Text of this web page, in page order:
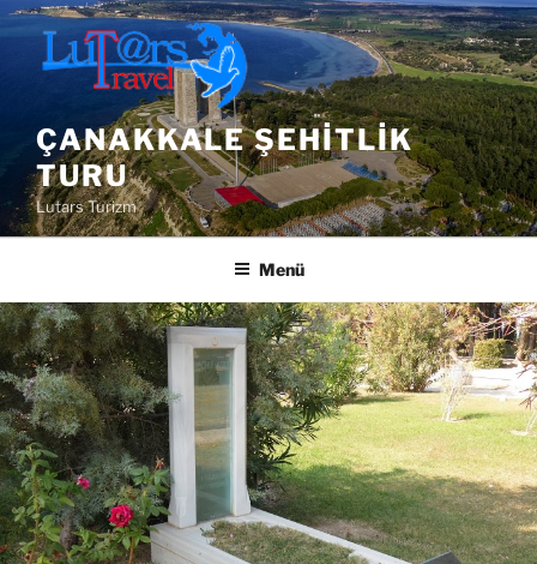
İçeriğe
geç
ÇANAKKALE ŞEHITLIK
TURU
Lutars Turizm
Menü